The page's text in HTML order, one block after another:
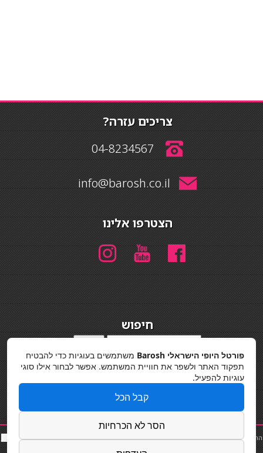
צריכים עזרה?
04-8234567
info@barosh.co.il
הצטרפו אלינו
חיפוש
מדיניות פרטיות
החלקות שיער|תאורה לבית|פאות ותוספות שיער|נייל סטודיו|תוספות שיער|שף פרטי|כ
סאות
פורטל היופי הישראלי Barosh
משתמשים בעוגיות כדי להבטיח
תפקוד האתר ולשפר את חוויית המשתמש. אפשר לבחור אילו סוגי
עוגיות להפעיל.
קבל הכל
הסר לא הכרחיות